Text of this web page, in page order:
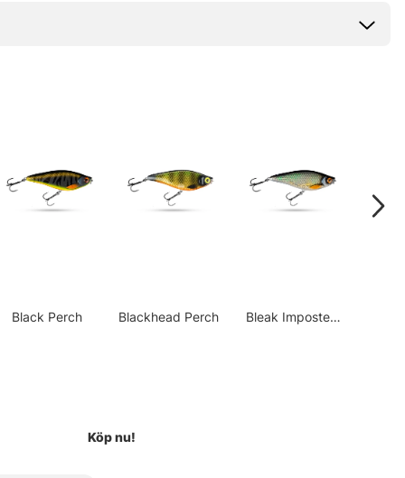
Black Perch Blackhead Perch
Bleak Imposter
Köp nu!